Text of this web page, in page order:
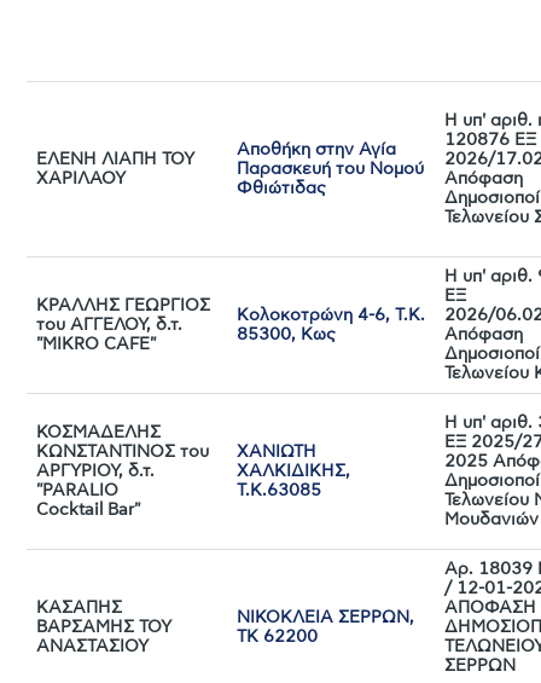
ΕΛΕΝΗ ΛΙΑΠΗ ΤΟΥ
ΧΑΡΙΛΑΟΥ
Αποθήκη στην Αγία
Παρασκευή του Νομού
Φθιώτιδας
Η υπ' αριθ.
120876 ΕΞ
2026/
Απόφαση
Τελωνείου
ΚΡΑΛΛΗΣ ΓΕΩΡΓΙΟΣ
του ΑΓΓΕΛΟΥ, δ.τ.
"MIKRO CAFE"
Κολοκοτρώνη 4-6, Τ.Κ.
85300, Κως
Η υπ' αριθ.
ΕΞ
2026/
Απόφαση
Τελωνείου
ΚΟΣΜΑΔΕΛΗΣ
ΚΩΝΣΤΑΝΤΙΝΟΣ του
ΑΡΓΥΡΙΟΥ, δ.τ.
"PARALIO
Cocktail Bar"
ΧΑΝΙΩΤΗ
ΧΑΛΚΙΔΙΚΗΣ,
Τ.Κ.63085
Η υπ'
ΕΞ 2025/
2025
Τελωνείου
Μουδανιών
ΚΑΣΑΠΗΣ
ΒΑΡΣΑΜΗΣ ΤΟΥ
ΑΝΑΣΤΑΣΙΟΥ
ΝΙΚΟΚΛΕΙΑ ΣΕΡΡΩΝ,
ΤΚ 62200
Αρ. 18039
/ 12-01-
ΑΠΟΦΑΣΗ
ΣΕΡΡΩΝ